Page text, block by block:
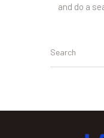
and do a